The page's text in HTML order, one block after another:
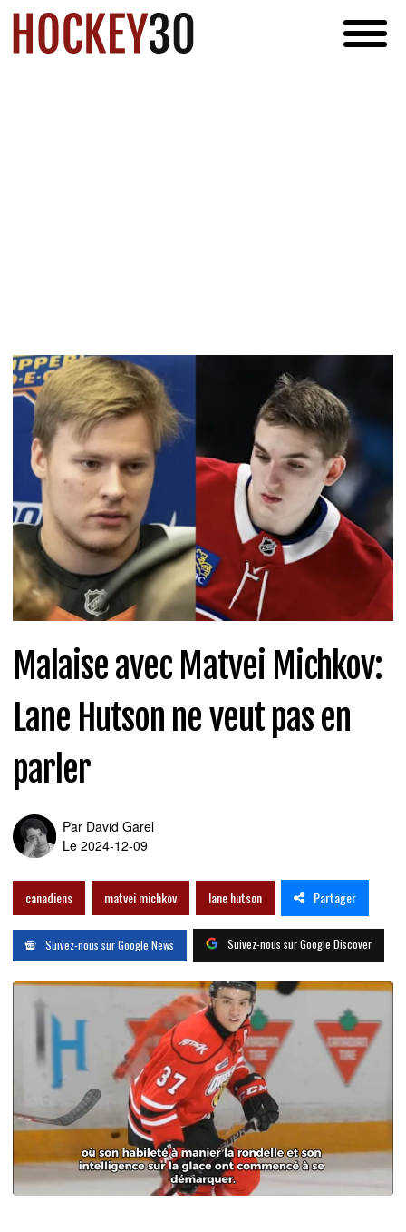
Malaise avec Matvei Michkov:
Lane Hutson ne veut pas en
parler
Par David Garel
Le 2024-12-09
canadiens matvei michkov lane hutson Partager
Suivez-nous sur Google News Suivez-nous sur Google Discover